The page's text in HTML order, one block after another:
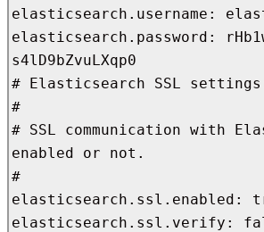
elasticsearch.username:
elasticsearch.password:
s4lD9bZvuLXqp0
# Elasticsearch SSL
#
# SSL communication with
enabled or not.
#
elasticsearch.ssl.enabled:
elasticsearch.ssl.verify: